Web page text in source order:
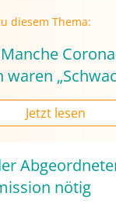
diesem Thema:
Jetzt lesen
nötig